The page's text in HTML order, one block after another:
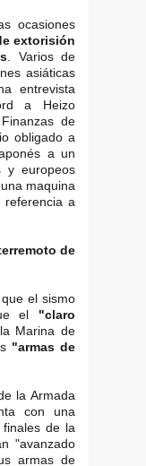
ocasiones
extorisión
. Varios de
asiáticas
entrevista
a Heizo
de
obligado a
a un
y europeos
maquina
a
de
el sismo
el "claro
Marina de
"armas de
la Armada
con una
de la
"avanzado
armas de